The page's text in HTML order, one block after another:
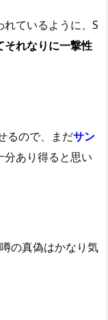
ているように、S
それなりに一撃性
るので、まだサン
分あり得ると思い
の真偽はかなり気